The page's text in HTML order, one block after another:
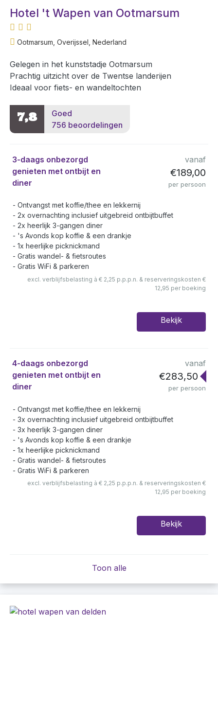
Hotel 't Wapen van Ootmarsum
Ootmarsum, Overijssel, Nederland
Gelegen in het kunststadje Ootmarsum
Prachtig uitzicht over de Twentse landerijen
Ideaal voor fiets- en wandeltochten
7,8
Goed
756 beoordelingen
3-daags onbezorgd
genieten met ontbijt en
diner
vanaf
€189,00
per persoon
Ontvangst met koffie/thee en lekkernij
2x overnachting inclusief uitgebreid ontbijtbuffet
2x heerlijk 3-gangen diner
's Avonds kop koffie & een drankje
1x heerlijke picknickmand
Gratis wandel- & fietsroutes
Gratis WiFi & parkeren
excl. verblijfsbelasting à € 2,25 p.p.p.n. & reserveringskosten €
12,95 per boeking
Bekijk
4-daags onbezorgd
genieten met ontbijt en
diner
vanaf
€283,50
per persoon
Ontvangst met koffie/thee en lekkernij
3x overnachting inclusief uitgebreid ontbijtbuffet
3x heerlijk 3-gangen diner
's Avonds kop koffie & een drankje
1x heerlijke picknickmand
Gratis wandel- & fietsroutes
Gratis WiFi & parkeren
excl. verblijfsbelasting à € 2,25 p.p.p.n. & reserveringskosten €
12,95 per boeking
Bekijk
Toon alle